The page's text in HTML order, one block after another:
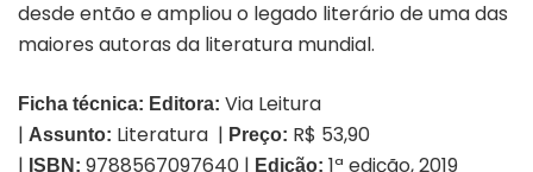
desde então e ampliou o legado literário de uma das
maiores autoras da literatura mundial.
Ficha técnica: Editora: Via Leitura
| Assunto: Literatura | Preço: R$ 53,90
| ISBN: 9788567097640 | Edição: 1ª edição, 2019